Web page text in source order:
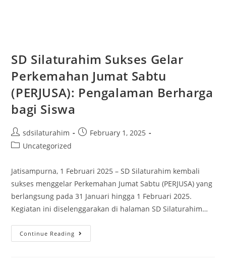
SD Silaturahim Sukses Gelar
Perkemahan Jumat Sabtu
(PERJUSA): Pengalaman Berharga
bagi Siswa
sdsilaturahim
February 1, 2025
Uncategorized
Jatisampurna, 1 Februari 2025 – SD Silaturahim kembali
sukses menggelar Perkemahan Jumat Sabtu (PERJUSA) yang
berlangsung pada 31 Januari hingga 1 Februari 2025.
Kegiatan ini diselenggarakan di halaman SD Silaturahim…
Continue Reading